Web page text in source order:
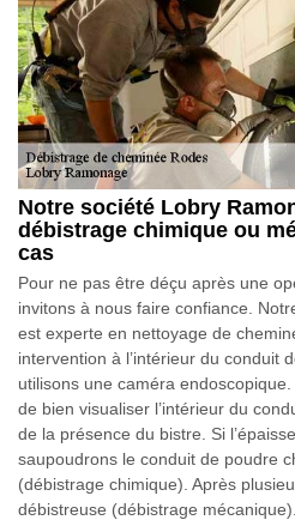
Notre société Lobry
débistrage chimique ou
cas
Pour ne pas être déçu après une
invitons à nous faire confiance.
est experte en nettoyage de
intervention à l’intérieur du conduit
utilisons une caméra
de bien visualiser l’intérieur du
de la présence du bistre. Si
saupoudrons le conduit de poudre
(débistrage chimique). Après
débistreuse (débistrage